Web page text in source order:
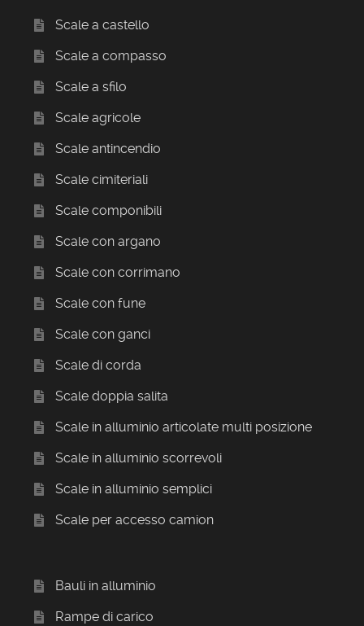
Scale a castello
Scale a compasso
Scale a sfilo
Scale agricole
Scale antincendio
Scale cimiteriali
Scale componibili
Scale con argano
Scale con corrimano
Scale con fune
Scale con ganci
Scale di corda
Scale doppia salita
Scale in alluminio articolate multi posizione
Scale in alluminio scorrevoli
Scale in alluminio semplici
Scale per accesso camion
Bauli in alluminio
Rampe di carico